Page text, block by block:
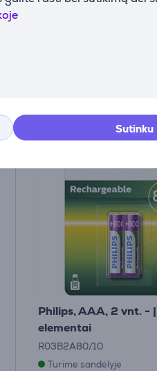
Sutinku
Turime sandėlyje
Philips, AAA, 2 vnt. -
elementai
R03B2A80/10
Turime sandėlyje